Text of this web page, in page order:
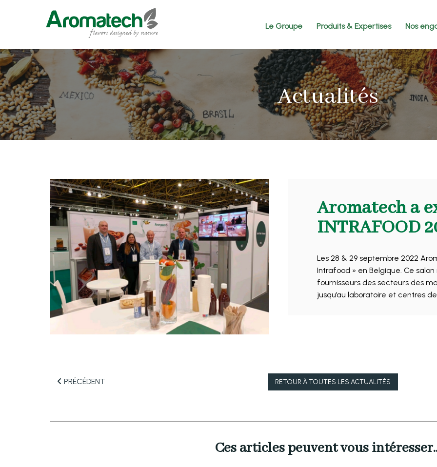
Le Groupe Produits & Expertises Nos
Actualités
Aromatech a
INTRAFOOD
Les 28 & 29 septembre 2022
Intrafood » en Belgique. Ce
fournisseurs des secteurs des
jusqu’au laboratoire et centres
PRÉCÉDENT RETOUR ÀTOUTES LES ACTUALITÉS
Ces articles peuvent vous